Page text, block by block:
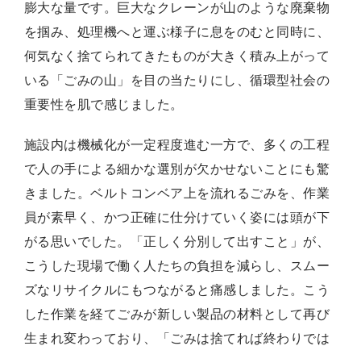
膨大な量です。巨大なクレーンが山のような廃棄物
を掴み、処理機へと運ぶ様子に息をのむと同時に、
何気なく捨てられてきたものが大きく積み上がって
いる「ごみの山」を目の当たりにし、循環型社会の
重要性を肌で感じました。
施設内は機械化が一定程度進む一方で、多くの工程
で人の手による細かな選別が欠かせないことにも驚
きました。ベルトコンベア上を流れるごみを、作業
員が素早く、かつ正確に仕分けていく姿には頭が下
がる思いでした。「正しく分別して出すこと」が、
こうした現場で働く人たちの負担を減らし、スムー
ズなリサイクルにもつながると痛感しました。こう
した作業を経てごみが新しい製品の材料として再び
生まれ変わっており、「ごみは捨てれば終わりでは